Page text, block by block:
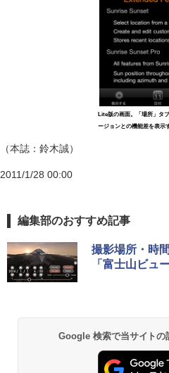
Lite版の画面。「場所」タ
ージョンとの機能差を表示
（本誌：鈴木誠）
2011/1/28 00:00
編集部のおすすめ記事
撮影場所・時
「富士山ビュ
Google 検索で当サイトの